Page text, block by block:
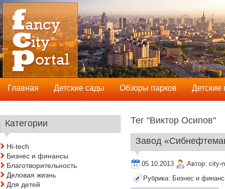
Тег "Виктор Осипов"
Завод
05.10.2013 Автор: city-
Рубрика: Бизнес и
Категории
Hi-tech
Бизнес и финансы
Благотворительность
Деловая жизнь
Для детей
Главная Детские сады Обзоры парков Детские